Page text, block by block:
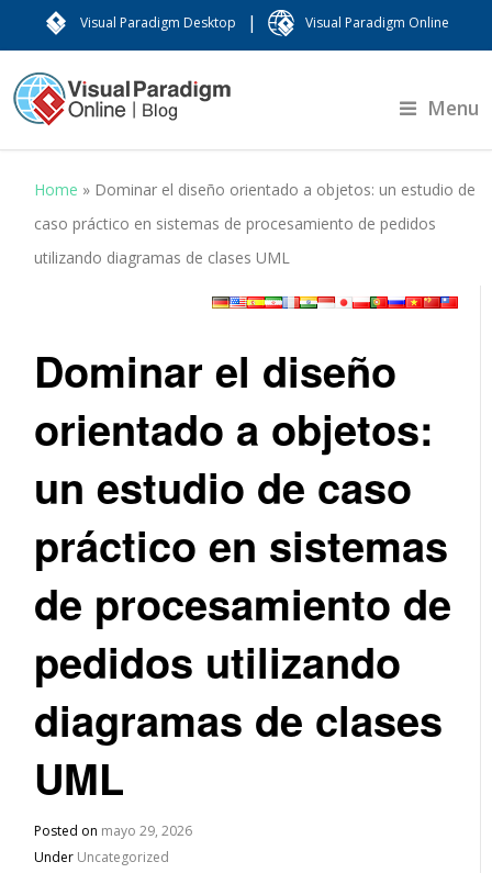
Visual Paradigm Desktop | Visual Paradigm Online
Menu
Home » Dominar el diseño orientado a objetos: un estudio de
caso práctico en sistemas de procesamiento de pedidos
utilizando diagramas de clases UML
Dominar el diseño
orientado a objetos:
un estudio de caso
práctico en sistemas
de procesamiento de
pedidos utilizando
diagramas de clases
UML
Posted on mayo 29, 2026
Under Uncategorized